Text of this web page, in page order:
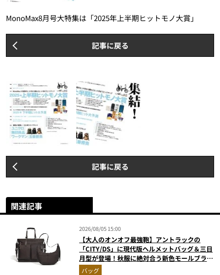
MonoMax8月号大特集は「2025年上半期ヒットモノ大賞」
記事に戻る
記事に戻る
関連記事
2026/08/05 15:00
【大人のオンオフ最強鞄】アントラックの
「CITY/DS」に現代版ヘルメットバッグ＆三日
月型が登場！秋服に絶対合う新色モールブラウ
ンが傑作
バッグ